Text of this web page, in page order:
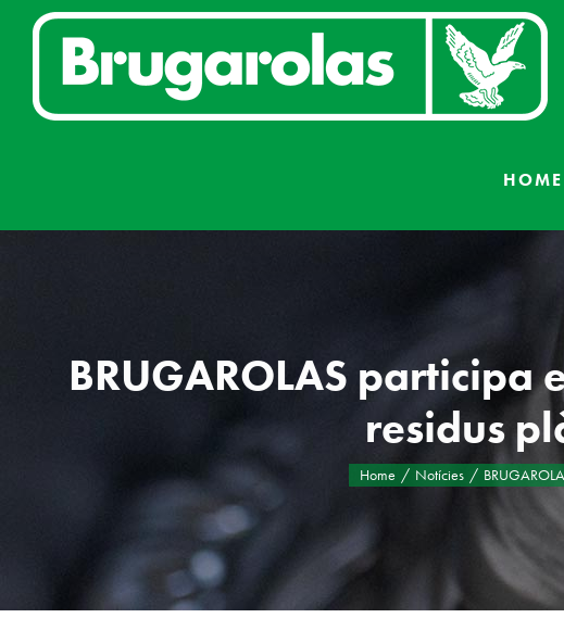
Skip
HOME
BRUGAROLAS participa
residus
Home Notícies